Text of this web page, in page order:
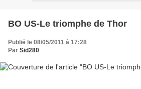
BO US-Le triomphe de Thor
Publié le 08/05/2011 à 17:28
Par Sid280